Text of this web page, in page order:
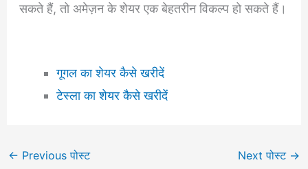
सकते हैं, तो अमेज़न के शेयर एक बेहतरीन विकल्प हो सकते हैं।
गूगल का शेयर कैसे खरीदें
टेस्ला का शेयर कैसे खरीदें
← Previous पोस्ट Next पोस्ट →